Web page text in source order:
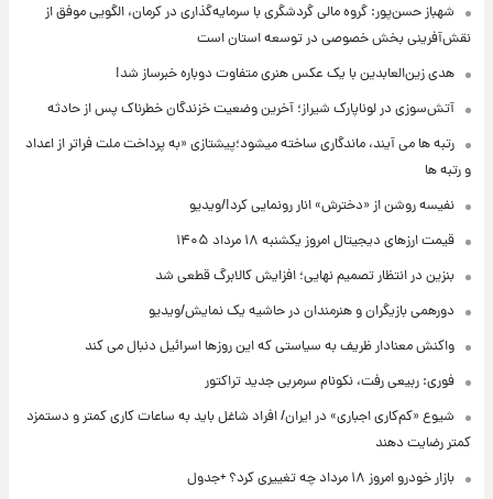
شهباز حسن‌پور: گروه مالی گردشگری با سرمایه‌گذاری در کرمان، الگویی موفق از
نقش‌آفرینی بخش خصوصی در توسعه استان است
هدی زین‌العابدین با یک عکس هنری متفاوت دوباره خبرساز شد!
آتش‌سوزی در لوناپارک شیراز؛ آخرین وضعیت خزندگان خطرناک پس از حادثه
رتبه ها می آیند، ماندگاری ساخته میشود؛پیشتازی «به پرداخت ملت فراتر از اعداد
و رتبه ها
نفیسه روشن از «دخترش» انار رونمایی کرد!/ویدیو
قیمت ارزهای دیجیتال امروز یکشنبه ۱۸ مرداد ۱۴۰۵
بنزین در انتظار تصمیم نهایی؛ افزایش کالابرگ قطعی شد
دورهمی بازیگران و هنرمندان در حاشیه یک نمایش/ویدیو
واکنش معنادار ظریف به سیاستی که این روزها اسرائیل دنبال می کند
فوری: ربیعی رفت، نکونام سرمربی جدید تراکتور
شیوع «کم‌کاری اجباری» در ایران/ افراد شاغل باید به ساعات کاری کمتر و دستمزد
کمتر رضایت دهند
بازار خودرو امروز ۱۸ مرداد چه تغییری کرد؟ +جدول